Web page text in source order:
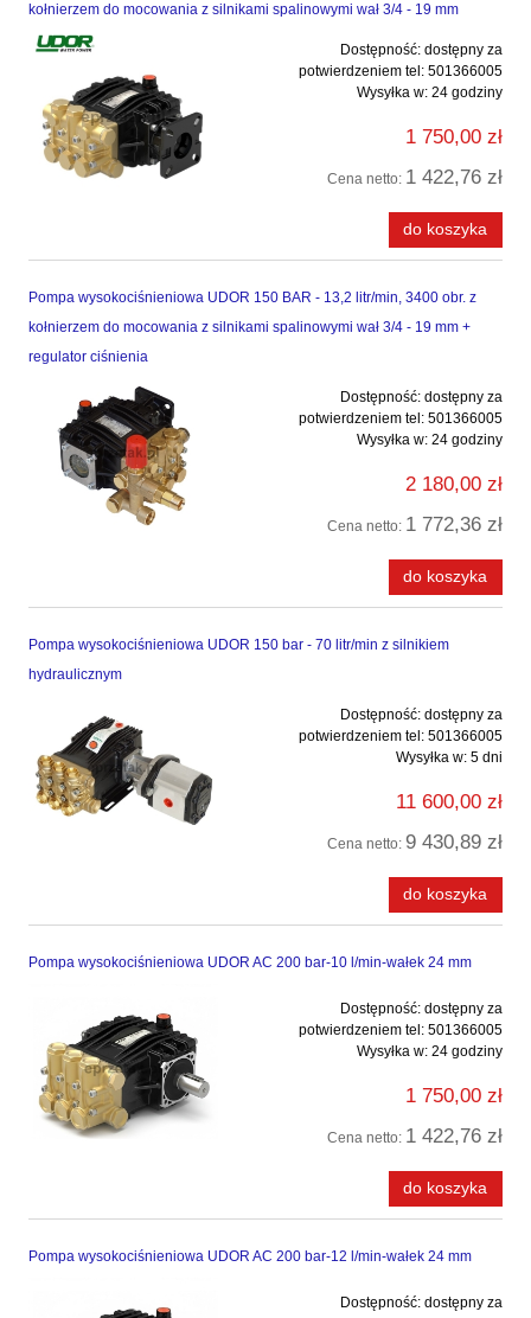
kołnierzem do mocowania z silnikami spalinowymi wał 3/4 - 19 mm
Dostępność: dostępny za
potwierdzeniem tel: 501366005
Wysyłka w: 24 godziny
1 750,00 zł
Cena netto: 1 422,76 zł
do koszyka
Pompa wysokociśnieniowa UDOR 150 BAR - 13,2 litr/min, 3400 obr. z
kołnierzem do mocowania z silnikami spalinowymi wał 3/4 - 19 mm +
regulator ciśnienia
Dostępność: dostępny za
potwierdzeniem tel: 501366005
Wysyłka w: 24 godziny
2 180,00 zł
Cena netto: 1 772,36 zł
do koszyka
Pompa wysokociśnieniowa UDOR 150 bar - 70 litr/min z silnikiem
hydraulicznym
Dostępność: dostępny za
potwierdzeniem tel: 501366005
Wysyłka w: 5 dni
11 600,00 zł
Cena netto: 9 430,89 zł
do koszyka
Pompa wysokociśnieniowa UDOR AC 200 bar-10 l/min-wałek 24 mm
Dostępność: dostępny za
potwierdzeniem tel: 501366005
Wysyłka w: 24 godziny
1 750,00 zł
Cena netto: 1 422,76 zł
do koszyka
Pompa wysokociśnieniowa UDOR AC 200 bar-12 l/min-wałek 24 mm
Dostępność: dostępny za